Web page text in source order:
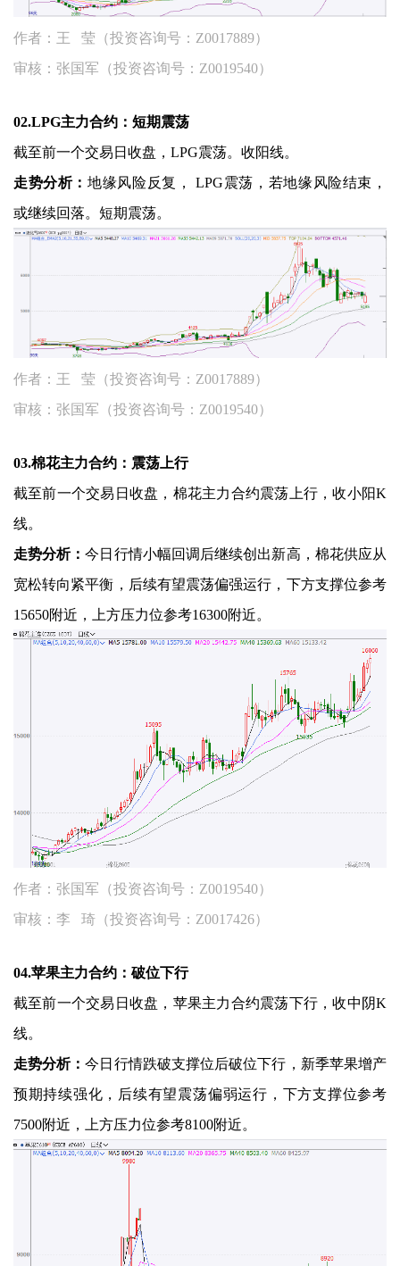
作者：王 莹（投资咨询号：Z0017889）
审核：张国军（投资咨询号：Z0019540）
02.LPG主力合约：短期震荡
截至前一个交易日收盘，LPG震荡。收阳线。
走势分析：地缘风险反复， LPG震荡，若地缘风险结束，
或继续回落。短期震荡。
作者：王 莹（投资咨询号：Z0017889）
审核：张国军（投资咨询号：Z0019540）
03.棉花主力合约：震荡上行
截至前一个交易日收盘，棉花主力合约震荡上行，收小阳K
线。
走势分析：今日行情小幅回调后继续创出新高，棉花供应从
宽松转向紧平衡，后续有望震荡偏强运行，下方支撑位参考
15650附近，上方压力位参考16300附近。
作者：张国军（投资咨询号：Z0019540）
审核：李 琦（投资咨询号：Z0017426）
04.苹果主力合约：破位下行
截至前一个交易日收盘，苹果主力合约震荡下行，收中阴K
线。
走势分析：今日行情跌破支撑位后破位下行，新季苹果增产
预期持续强化，后续有望震荡偏弱运行，下方支撑位参考
7500附近，上方压力位参考8100附近。